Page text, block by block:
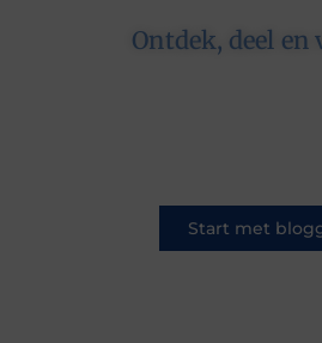
Ontdek, deel en
Start met